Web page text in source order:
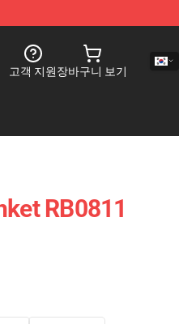
고객 지원장바구니 보기
RB0811